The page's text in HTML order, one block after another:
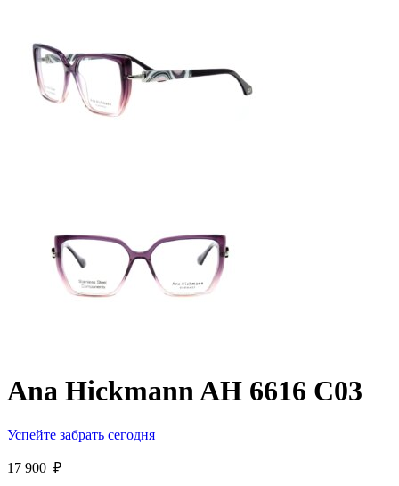
Ana Hickmann AH 6616 C03
Успейте забрать сегодня
17 900 ₽